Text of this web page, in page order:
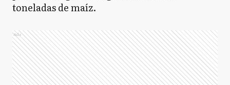
toneladas de maíz.
Ads